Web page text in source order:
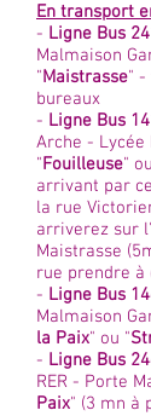
En transport
- Ligne Bus
Malmaison
"Maistrasse" -
bureaux
- Ligne Bus
Arche -
"Fouilleuse"
arrivant par
la rue
arriverez sur
Maistrasse
rue prendre à
- Ligne Bus
Malmaison
la Paix" ou "
- Ligne Bus
RER - Porte
Paix" (3 mn à